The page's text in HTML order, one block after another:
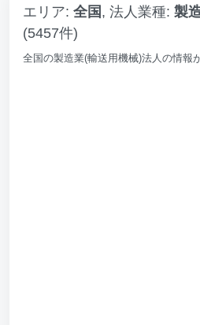
エリア: 全国 , 法人業種: 製
(5457件)
全国の製造業(輸送用機械)法人の情報